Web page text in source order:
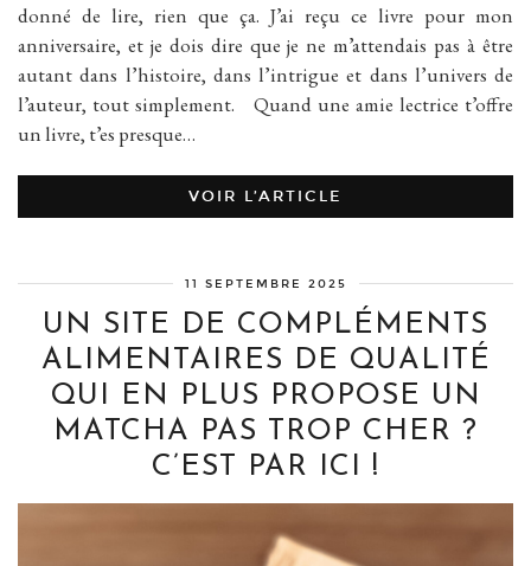
donné de lire, rien que ça. J’ai reçu ce livre pour mon
anniversaire, et je dois dire que je ne m’attendais pas à être
autant dans l’histoire, dans l’intrigue et dans l’univers de
l’auteur, tout simplement. Quand une amie lectrice t’offre
un livre, t’es presque…
VOIR L’ARTICLE
11 SEPTEMBRE 2025
UN SITE DE COMPLÉMENTS
ALIMENTAIRES DE QUALITÉ
QUI EN PLUS PROPOSE UN
MATCHA PAS TROP CHER ?
C’EST PAR ICI !